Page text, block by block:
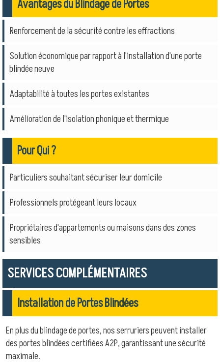
Avantages du Blindage de Portes
Renforcement de la sécurité contre les effractions
Solution économique par rapport à l'installation d'une porte
blindée neuve
Adaptabilité à toutes les portes existantes
Amélioration de l'isolation phonique et thermique
Pour Qui ?
Particuliers souhaitant sécuriser leur domicile
Professionnels protégeant leurs locaux
Propriétaires d'appartements ou maisons dans des zones
sensibles
SERVICES COMPLÉMENTAIRES
Installation de Portes Blindées
En plus du blindage de portes, nos serruriers peuvent installer
des portes blindées certifiées A2P, garantissant une sécurité
maximale.